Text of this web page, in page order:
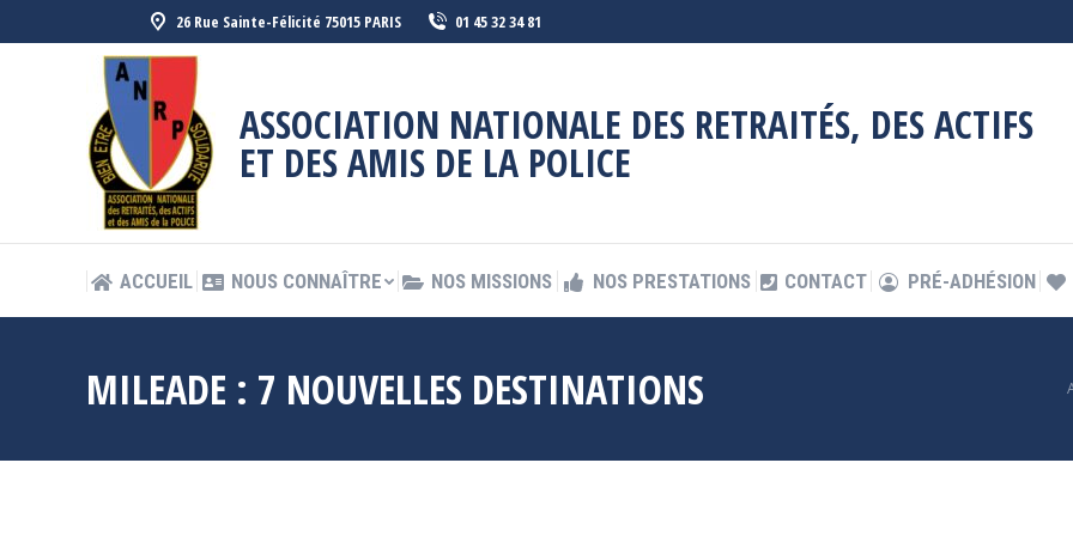
26 Rue Sainte-Félicité 75015 PARIS 01 45 32 34 81
ASSOCIATION NATIONALE DES RETRAITÉS, DES ACTIFS
ET DES AMIS DE LA POLICE
ACCUEIL NOUS CONNAÎTRE NOS MISSIONS NOS PRESTATIONS CONTACT PRÉ-ADHÉSION
MILEADE : 7 NOUVELLES DESTINATIONS
ACCUEIL NOUS CONNAÎTRE NOS MISSIONS NOS PRESTATIONS CONTACT PRÉ-ADHÉSION